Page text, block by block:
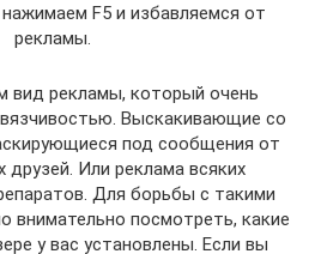
F5 и избавляемся от
рекламы.
вид рекламы, который очень
Выскакивающие со
под сообщения от
друзей. Или реклама всяких
Для борьбы с такими
внимательно посмотреть, какие
у вас установлены. Если вы